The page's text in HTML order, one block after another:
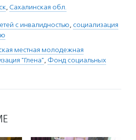
, Сахалинская обл.
с инвалидностью, социализация
местная молодежная
"Глена", Фонд социальных